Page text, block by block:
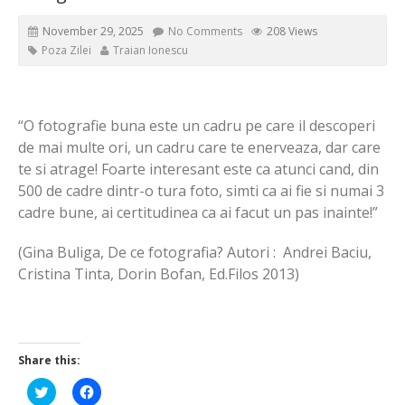
November 29, 2025 No Comments
208 Views
Poza Zilei
Traian Ionescu
“O fotografie buna este un cadru pe care il descoperi
de mai multe ori, un cadru care te enerveaza, dar care
te si atrage! Foarte interesant este ca atunci cand, din
500 de cadre dintr-o tura foto, simti ca ai fie si numai 3
cadre bune, ai certitudinea ca ai facut un pas inainte!”
(Gina Buliga, De ce fotografia? Autori : Andrei Baciu,
Cristina Tinta, Dorin Bofan, Ed.Filos 2013)
Share this:
Click
to
Click
to